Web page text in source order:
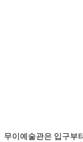
무이예술관은 입구부